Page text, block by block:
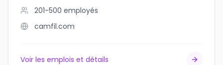
201-500 employés
camfil.com
Voir les emplois et détails